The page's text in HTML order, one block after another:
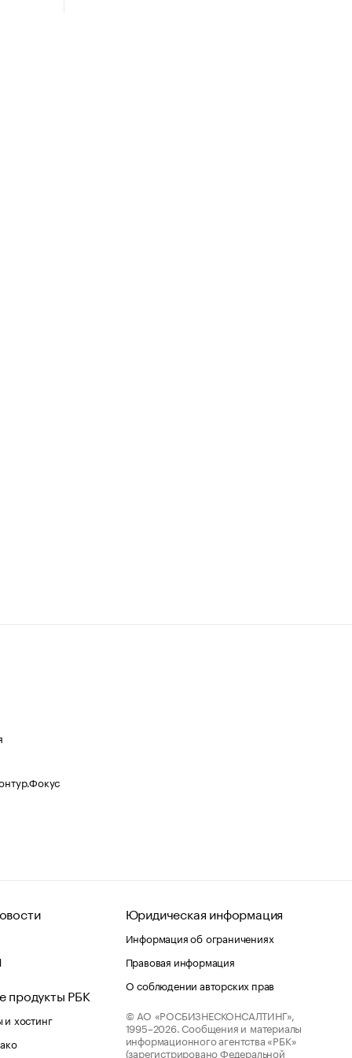
продукты РБК
хостинг
Юридическая информация
Информация об ограничениях
Правовая информация
О соблюдении авторских прав
© АО «РОСБИЗНЕСКОНСАЛТИНГ»,
1995–2026. Сообщения и материалы
информационного агентства «РБК»
(зарегистрировано Федеральной